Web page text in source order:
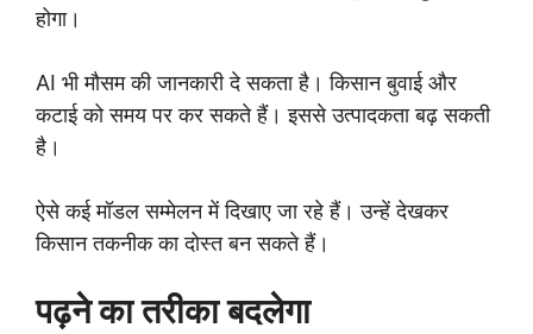
होगा।
AI भी मौसम की जानकारी दे सकता है। किसान बुवाई और
कटाई को समय पर कर सकते हैं। इससे उत्पादकता बढ़ सकती
है।
ऐसे कई मॉडल सम्मेलन में दिखाए जा रहे हैं। उन्हें देखकर
किसान तकनीक का दोस्त बन सकते हैं।
पढ़ने का तरीका बदलेगा